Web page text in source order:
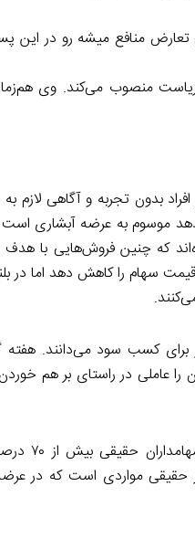
منافع میشه رو در این
حوزه ریاست منصوب می‌کند. وی
بدون تجربه و آگاهی
موسوم به عرضه آبشاری
که چنین فروش‌هایی با هدف
سهام را کاهش دهد اما در
برای کسب سود می‌دانند.
را عاملی در راستای بر هم
«نهاد ناظر و ارکان
حقیقی مواردی است که در